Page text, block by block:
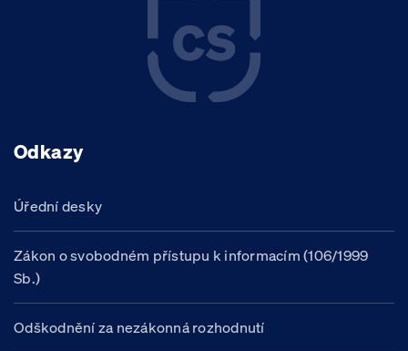
Odkazy
Úřední desky
Zákon o svobodném přístupu k informacím (106/1999
Sb.)
Odškodnění za nezákonná rozhodnutí